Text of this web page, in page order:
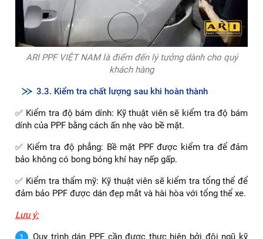
chuyên dụng để cắt bỏ phần PPF dư thừa, đảm bảo thẩm
mỹ cho xe.
ARI PPF VIỆT NAM là điểm đến lý tưởng dành cho quý
3.3. Kiểm tra chất lượng sau khi hoàn thành